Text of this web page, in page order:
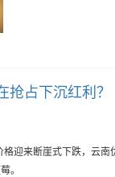
抢占下沉红利？
迎来断崖式下跌，云
。